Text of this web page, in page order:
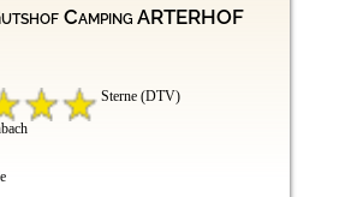
Camping ARTERHOF
Sterne (DTV)